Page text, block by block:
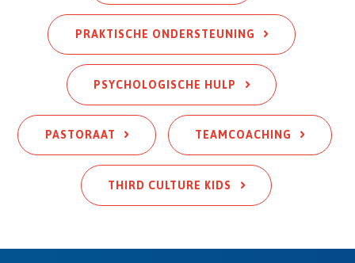
PRAKTISCHE ONDERSTEUNING
PSYCHOLOGISCHE HULP
PASTORAAT TEAMCOACHING
THIRD CULTURE KIDS